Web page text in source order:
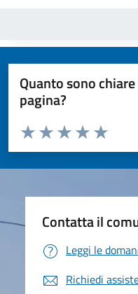
Quanto sono
pagina?
Valuta da 1 a 5 stelle la pagina
Valuta 5
Valuta 4
Valuta 3 stelle
Valuta 2 stelle su 5
Valuta 1 stelle su 5
Contatta il
Leggi le
Richiedi